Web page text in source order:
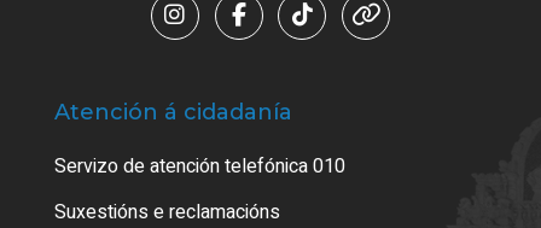
Atención á cidadanía
Servizo de atención telefónica 010
Suxestións e reclamacións